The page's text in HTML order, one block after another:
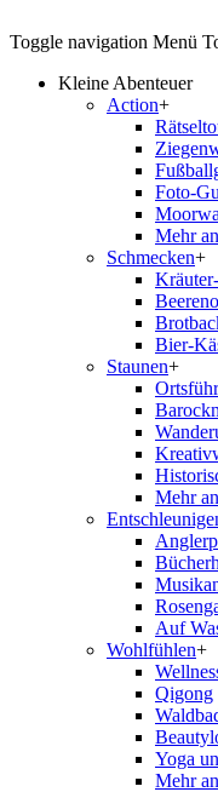
Toggle navigation Menü
Kleine Abenteuer
Action+
Foto-
Mehr
Schmecken+
Bier-
Staunen+
Mehr
Auf
Wohlfühlen+
Qigong
Yoga
Mehr